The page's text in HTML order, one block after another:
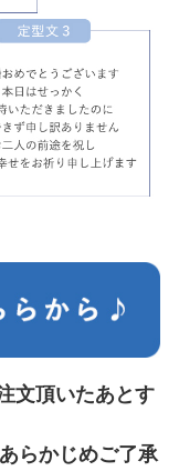
文頂いたあとす
らかじめご了承